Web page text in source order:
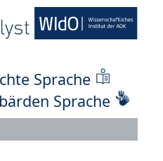
Sprache
Sprache